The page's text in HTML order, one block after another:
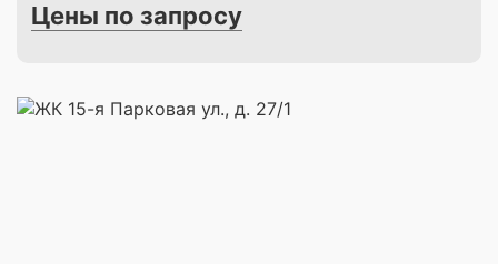
Цены по запросу